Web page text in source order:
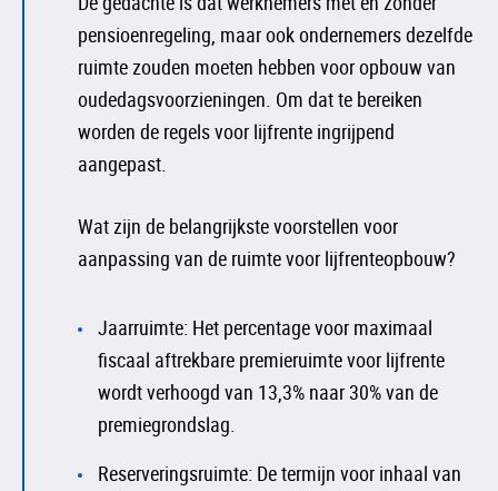
pensioenregeling, maar ook ondernemers dezelfde
ruimte zouden moeten hebben voor opbouw van
oudedagsvoorzieningen. Om dat te bereiken
worden de regels voor lijfrente ingrijpend
aangepast.
Wat zijn de belangrijkste voorstellen voor
aanpassing van de ruimte voor lijfrenteopbouw?
Jaarruimte: Het percentage voor maximaal
fiscaal aftrekbare premieruimte voor lijfrente
wordt verhoogd van 13,3% naar 30% van de
premiegrondslag.
Reserveringsruimte: De termijn voor inhaal van